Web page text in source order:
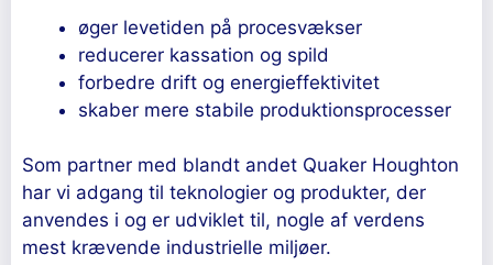
øger levetiden på procesvækser
reducerer kassation og spild
forbedre drift og energieffektivitet
skaber mere stabile produktionsprocesser
Som partner med blandt andet Quaker Houghton
har vi adgang til teknologier og produkter, der
anvendes i og er udviklet til, nogle af verdens
mest krævende industrielle miljøer.